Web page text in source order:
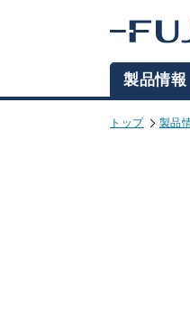
製品情報
トップ 製品